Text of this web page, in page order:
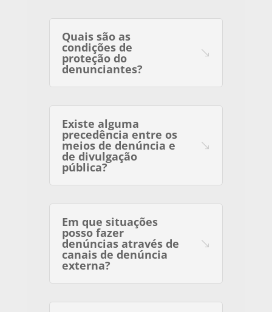
Quais são as
condições de
proteção do
denunciantes?
Existe alguma
precedência entre os
meios de denúncia e
de divulgação
pública?
Em que situações
posso fazer
denúncias através de
canais de denúncia
externa?